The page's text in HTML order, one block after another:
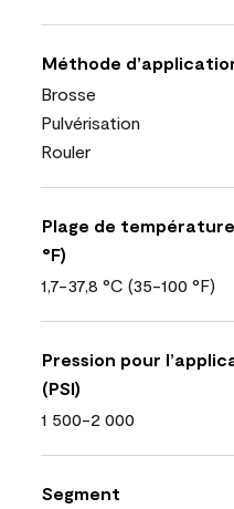
Méthode
Brosse
Pulvérisation
Rouler
Plage de
°F)
1,7-37,8 °C (35-100 °F)
Pression pour
(PSI)
1 500-2 000
Segment